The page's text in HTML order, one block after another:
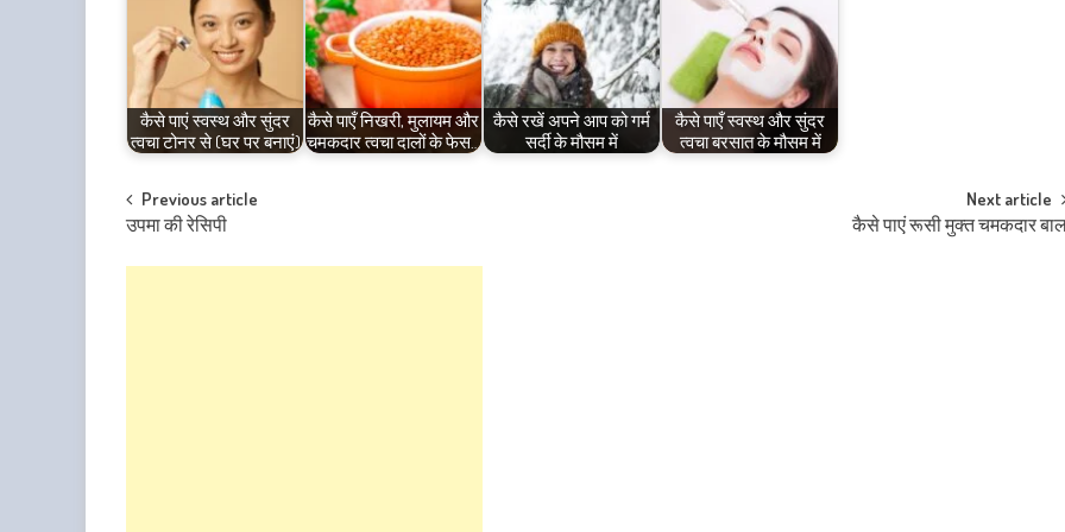
कैसे पाएं स्वस्थ और सुंदर
त्वचा टोनर से (घर पर बनाएं)
कैसे पाएँ निखरी, मुलायम और
चमकदार त्वचा दालों के फेस…
कैसे रखें अपने आप को गर्म
सर्दी के मौसम में
कैसे पाएँ स्वस्थ और सुंदर
त्वचा बरसात के मौसम में
Post
navigation
Previous article
उपमा की रेसिपी
Next article
कैसे पाएं रूसी मुक्त चमकदार